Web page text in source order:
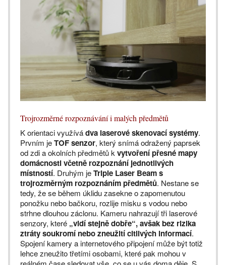
Trojrozměrné rozpoznávání i malých předmětů
K orientaci využívádva laserové skenovací systémy.
Prvním jeTOF senzor, který snímá odražený paprsek
od zdi a okolních předmětů k vytvoření přesné mapy
domácnosti včetně rozpoznání jednotlivých
místností. Druhým jeTriple Laser Beam s
trojrozměrným rozpoznáním předmětů. Nestane se
tedy, že se během úklidu zasekne o zapomenutou
ponožku nebo bačkoru, rozlije misku s vodou nebo
strhne dlouhou záclonu. Kameru nahrazují tři laserové
senzory, které „vidí stejně dobře“, avšak bez rizika
ztráty soukromí nebo zneužití citlivých informací.
Spojení kamery a internetového připojení může být totiž
lehce zneužito třetími osobami, které pak mohou v